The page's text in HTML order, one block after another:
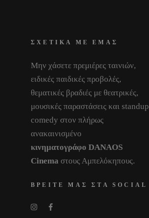
ΣΧΕΤΙΚΑ ΜΕ ΕΜΑΣ
Μην χάσετε πρεμιέρες ταινιών,
ειδικές παιδικές προβολές,
θεματικές βραδιές με θεατρικές,
μουσικές παραστάσεις και standup
comedy στον πλήρως
ανακαινισμένο
κινηματογράφο DANAOS
Cinema στους Αμπελόκηπους.
ΒΡΕΙΤΕ ΜΑΣ ΣΤΑ SOCIAL